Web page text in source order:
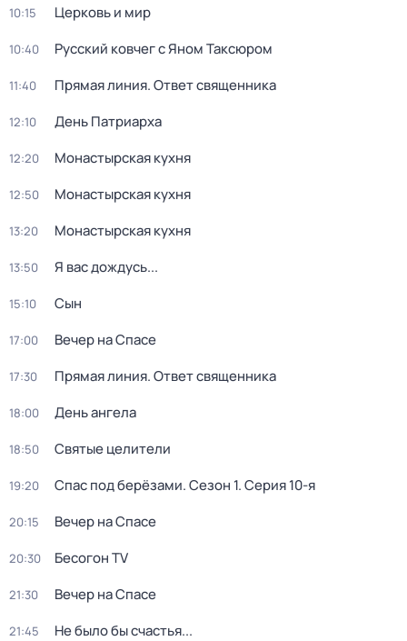
10:15 Церковь и мир
10:40 Русский ковчег с Яном Таксюром
11:40 Прямая линия. Ответ священника
12:10 Дeнь Патриаpха
12:20 Монастырская кухня
12:50 Монастырская кухня
13:20 Монастырская кухня
13:50 Я вас дождусь...
15:10 Сын
17:00 Вечер на Спасе
17:30 Прямая линия. Ответ священника
18:00 День ангела
18:50 Святые целители
19:20 Спас под берёзами. Сезон 1. Серия 10-я
20:15 Вечер на Спасе
20:30 Бесогон TV
21:30 Вечер на Спасе
21:45 Не было бы счастья...